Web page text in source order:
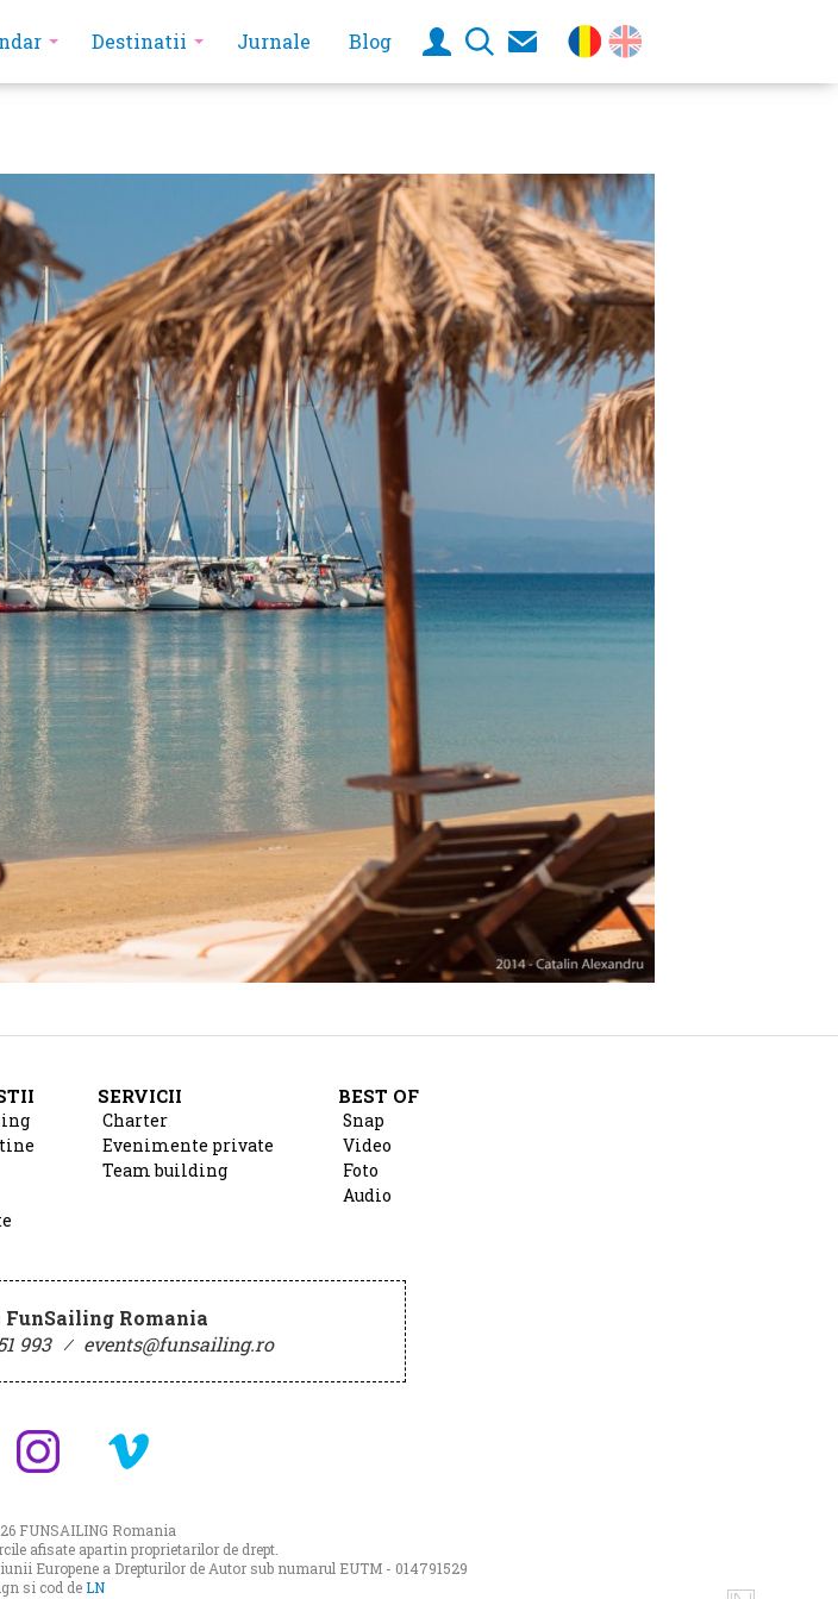
Destinatii Jurnale Blog
SERVICII
Charter
Evenimente private
Team building
BEST OF
Snap
Video
Foto
Audio
Romania
993 ⁄ events@funsailing.ro
FUNSAILING Romania
afisate apartin proprietarilor de drept.
Europene a Drepturilor de Autor sub numarul EUTM - 014791529
si cod deLN